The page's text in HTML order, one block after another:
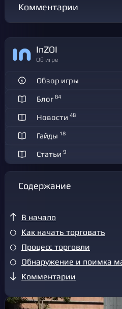
Комментарии
inZOI
Об игре
Обзор игры
Блог 84
Новости 48
Гайды 18
Статьи 9
Содержание
В начало
Как начать торговать
Процесс торговли
Обнаружение и поимка
Комментарии